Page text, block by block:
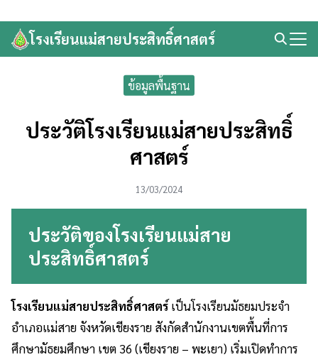
to
contentโรงเรียนแม่สายประสิทธิ์ศาสตร์
Search
for:
ข้อมูลพื้นฐาน
ประวัติโรงเรียนแม่สายประสิทธิ์
ศาสตร์
13/03/2024
ประวัติของโรงเรียนแม่สาย
ประสิทธิ์ศาสตร์
โรงเรียนแม่สายประสิทธิ์ศาสตร์เป็นโรงเรียนมัธยมประจำ
อำเภอแม่สาย จังหวัดเชียงราย สังกัดสำนักงานเขตพื้นที่การ
ศึกษามัธยมศึกษา เขต 36 (เชียงราย – พะเยา) เริ่มเปิดทำการ